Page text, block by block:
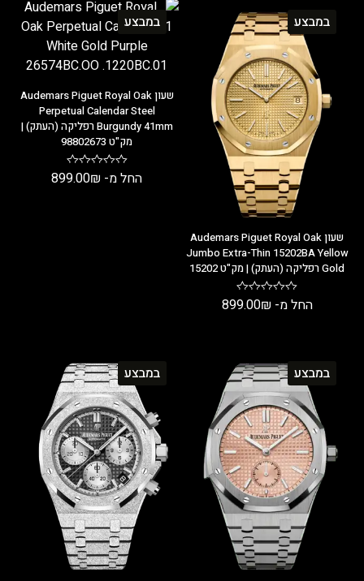
במבצע
שעון Audemars Piguet Royal Oak
Jumbo Extra-Thin 15202BA Yellow
Gold רפליקה (העתק) | מק"ט 15202
החל מ- 899.00₪
במבצע
שעון Audemars Piguet Royal Oak
Perpetual Calendar Steel
Burgundy 41mm רפליקה (העתק) |
מק"ט 98802673
החל מ- 899.00₪
במבצע במבצע